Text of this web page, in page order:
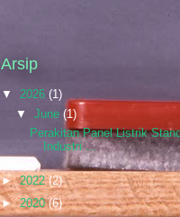
Arsip
▼ 2026 (1)
▼ June (1)
Perakitan Panel Listrik
Industri ...
►2022(2)
►2020(6)